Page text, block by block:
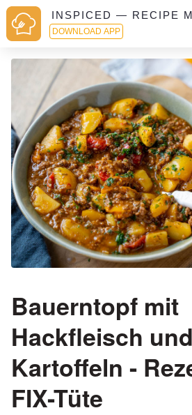
INSPICED — RECIPE
DOWNLOAD APP
Bauerntopf mit
Hackfleisch und
Kartoffeln -
FIX-Tüte